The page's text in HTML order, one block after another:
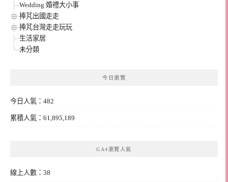
Wedding 婚禮大小事
捧芃出國走走
捧芃台灣走走玩玩
生活家居
未分類
今日瀏覽
今日人氣：482
累積人氣：61,895,189
GA4瀏覽人氣
線上人數：38